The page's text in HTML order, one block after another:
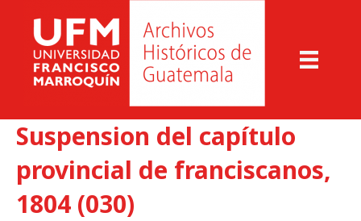
Suspension del capítulo
provincial de franciscanos,
1804 (030)